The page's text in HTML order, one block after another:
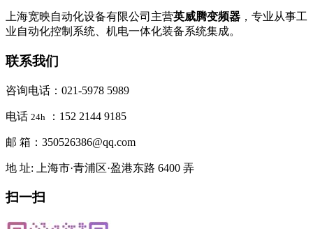
上海宽映自动化设备有限公司主营英威腾变频器 ，专业从事工
业自动化控制系统、机电一体化装备系统集成。
联系我们
咨询电话：021-5978 5989
电话 24h ：152 2144 9185
邮 箱：350526386@qq.com
地 址: 上海市·青浦区·盈港东路 6400 弄
扫一扫